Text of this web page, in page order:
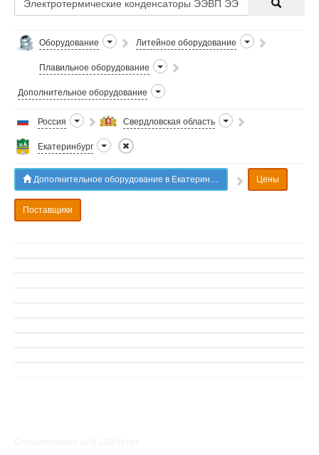
Оборудование Литейное оборудование
Плавильное оборудование
Дополнительное оборудование
Россия Свердловская область
Екатеринбург
Дополнительное оборудование в Екатеринбурге Цены
Поставщики